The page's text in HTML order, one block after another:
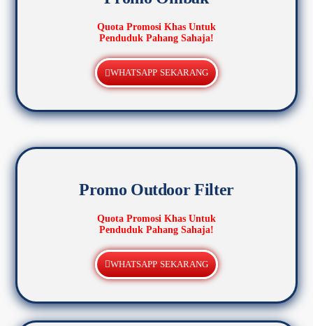
Quota Promosi Khas Untuk
Penduduk Pahang Sahaja!
WHATSAPP SEKARANG
Promo Outdoor Filter
Quota Promosi Khas Untuk
Penduduk Pahang Sahaja!
WHATSAPP SEKARANG